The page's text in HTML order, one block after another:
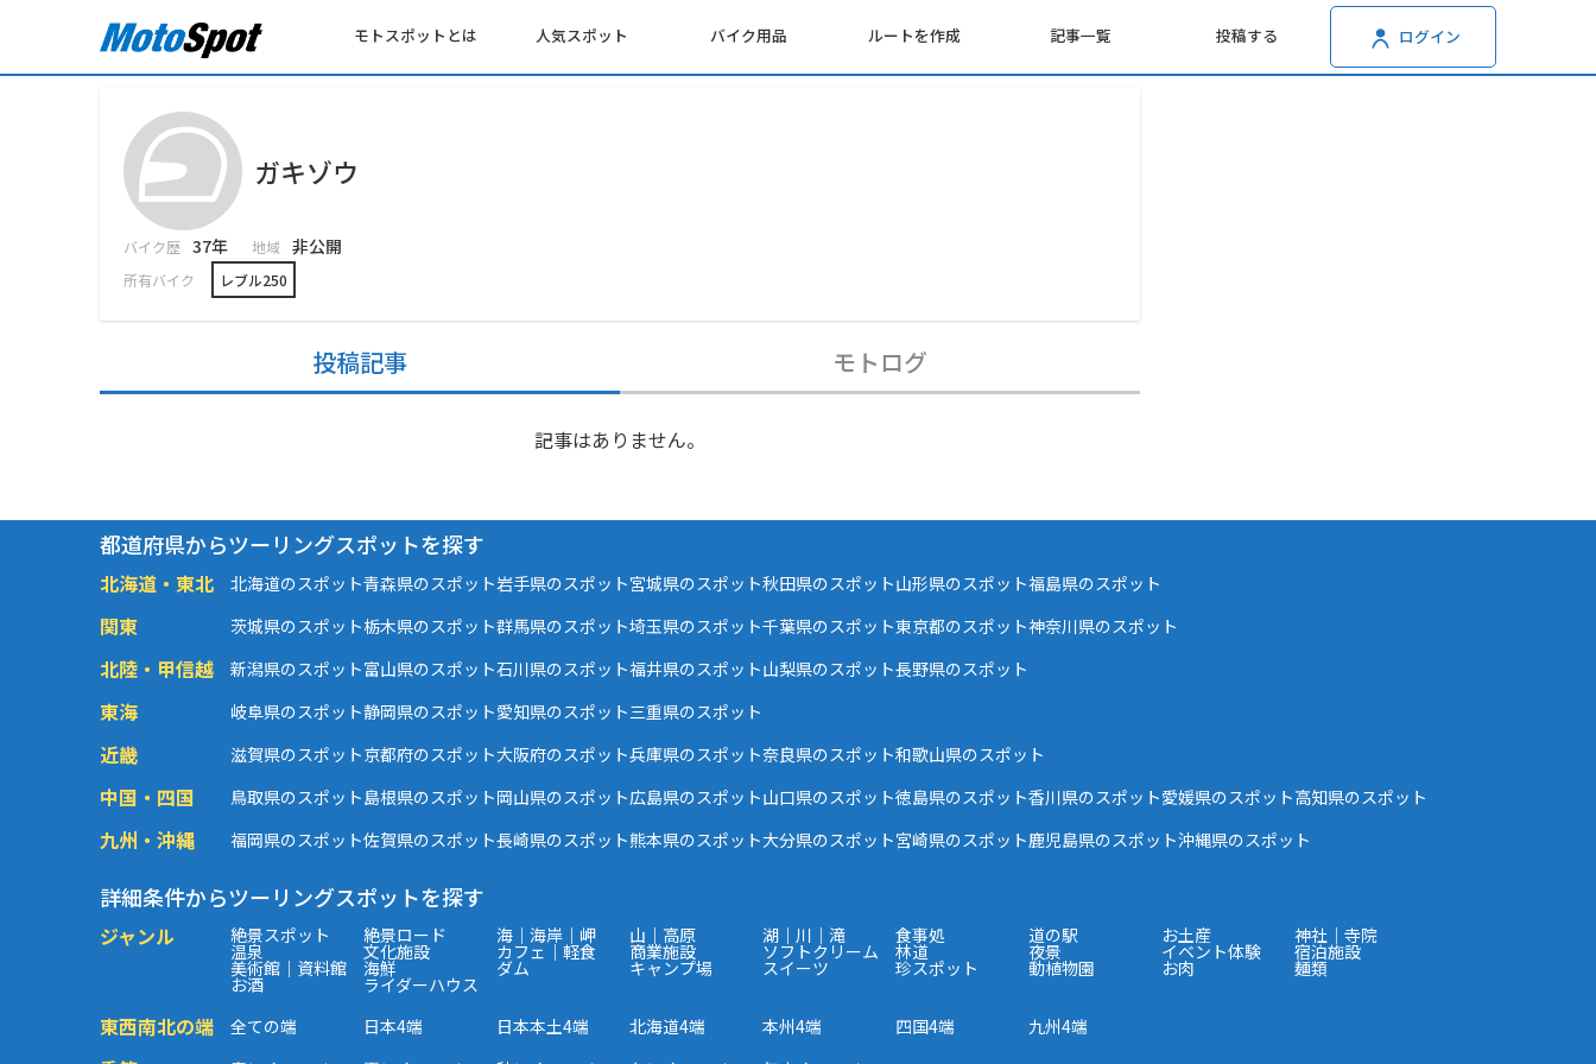
モトスポットとは 人気スポット バイク用品 ルートを作成 記事一覧 投稿する ログイン
ガキゾウ
バイク歴 37年 地域 非公開
所有バイク レブル250
投稿記事 モトログ
記事はありません。
都道府県からツーリングスポットを探す
北海道・東北 北海道のスポット青森県のスポット岩手県のスポット宮城県のスポット秋田県のスポット山形県のスポット福島県のスポット
関東 茨城県のスポット栃木県のスポット群馬県のスポット埼玉県のスポット千葉県のスポット東京都のスポット神奈川県のスポット
北陸・甲信越 新潟県のスポット富山県のスポット石川県のスポット福井県のスポット山梨県のスポット長野県のスポット
東海 岐阜県のスポット静岡県のスポット愛知県のスポット三重県のスポット
近畿 滋賀県のスポット京都府のスポット大阪府のスポット兵庫県のスポット奈良県のスポット和歌山県のスポット
中国・四国 鳥取県のスポット島根県のスポット岡山県のスポット広島県のスポット山口県のスポット徳島県のスポット香川県のスポット愛媛県のスポット高知県のスポット
九州・沖縄 福岡県のスポット佐賀県のスポット長崎県のスポット熊本県のスポット大分県のスポット宮崎県のスポット鹿児島県のスポット沖縄県のスポット
詳細条件からツーリングスポットを探す
ジャンル 絶景スポット 絶景ロード 海｜海岸｜岬 山｜高原 湖｜川｜滝 食事処 道の駅 お土産 神社｜寺院
温泉 文化施設 カフェ｜軽食 商業施設 ソフトクリーム 林道 夜景 イベント体験 宿泊施設
美術館｜資料館 海鮮 ダム キャンプ場 スイーツ 珍スポット 動植物園 お肉 麺類
お酒 ライダーハウス
東西南北の端 全ての端 日本4端 日本本土4端 北海道4端 本州4端 四国4端 九州4端